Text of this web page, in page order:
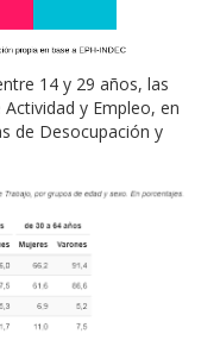
14 y 29 años, las
y Empleo, en
de Desocupación y